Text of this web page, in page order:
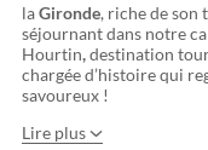
laGironde, riche de son
séjournant dans notre
Hourtin,destination
chargée d’histoire qui
savoureux !
Lire plus